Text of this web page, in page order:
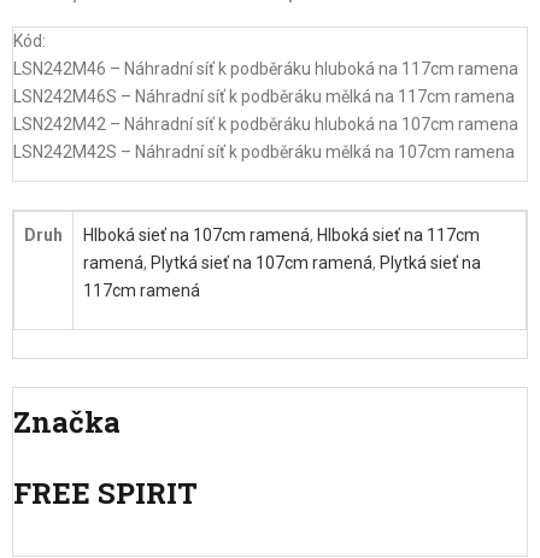
Kód:
LSN242M46 – Náhradní síť k podběráku hluboká na 117cm ramena
LSN242M46S – Náhradní síť k podběráku mělká na 117cm ramena
LSN242M42 – Náhradní síť k podběráku hluboká na 107cm ramena
LSN242M42S – Náhradní síť k podběráku mělká na 107cm ramena
Druh Hlboká sieť na 107cm ramená, Hlboká sieť na 117cm
ramená, Plytká sieť na 107cm ramená, Plytká sieť na
117cm ramená
Značka
FREE SPIRIT